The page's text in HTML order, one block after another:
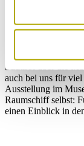
In dieser Folge
Südtirol über die
auch bei uns für
Ausstellung im
Raumschiff selbst:
einen Einblick in